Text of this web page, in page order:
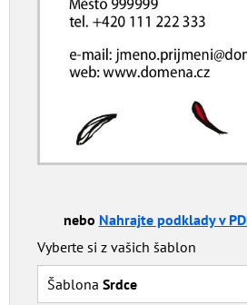
nebo Nahrajte podklady v
Vyberte si z vašich šablon
Šablona Srdce